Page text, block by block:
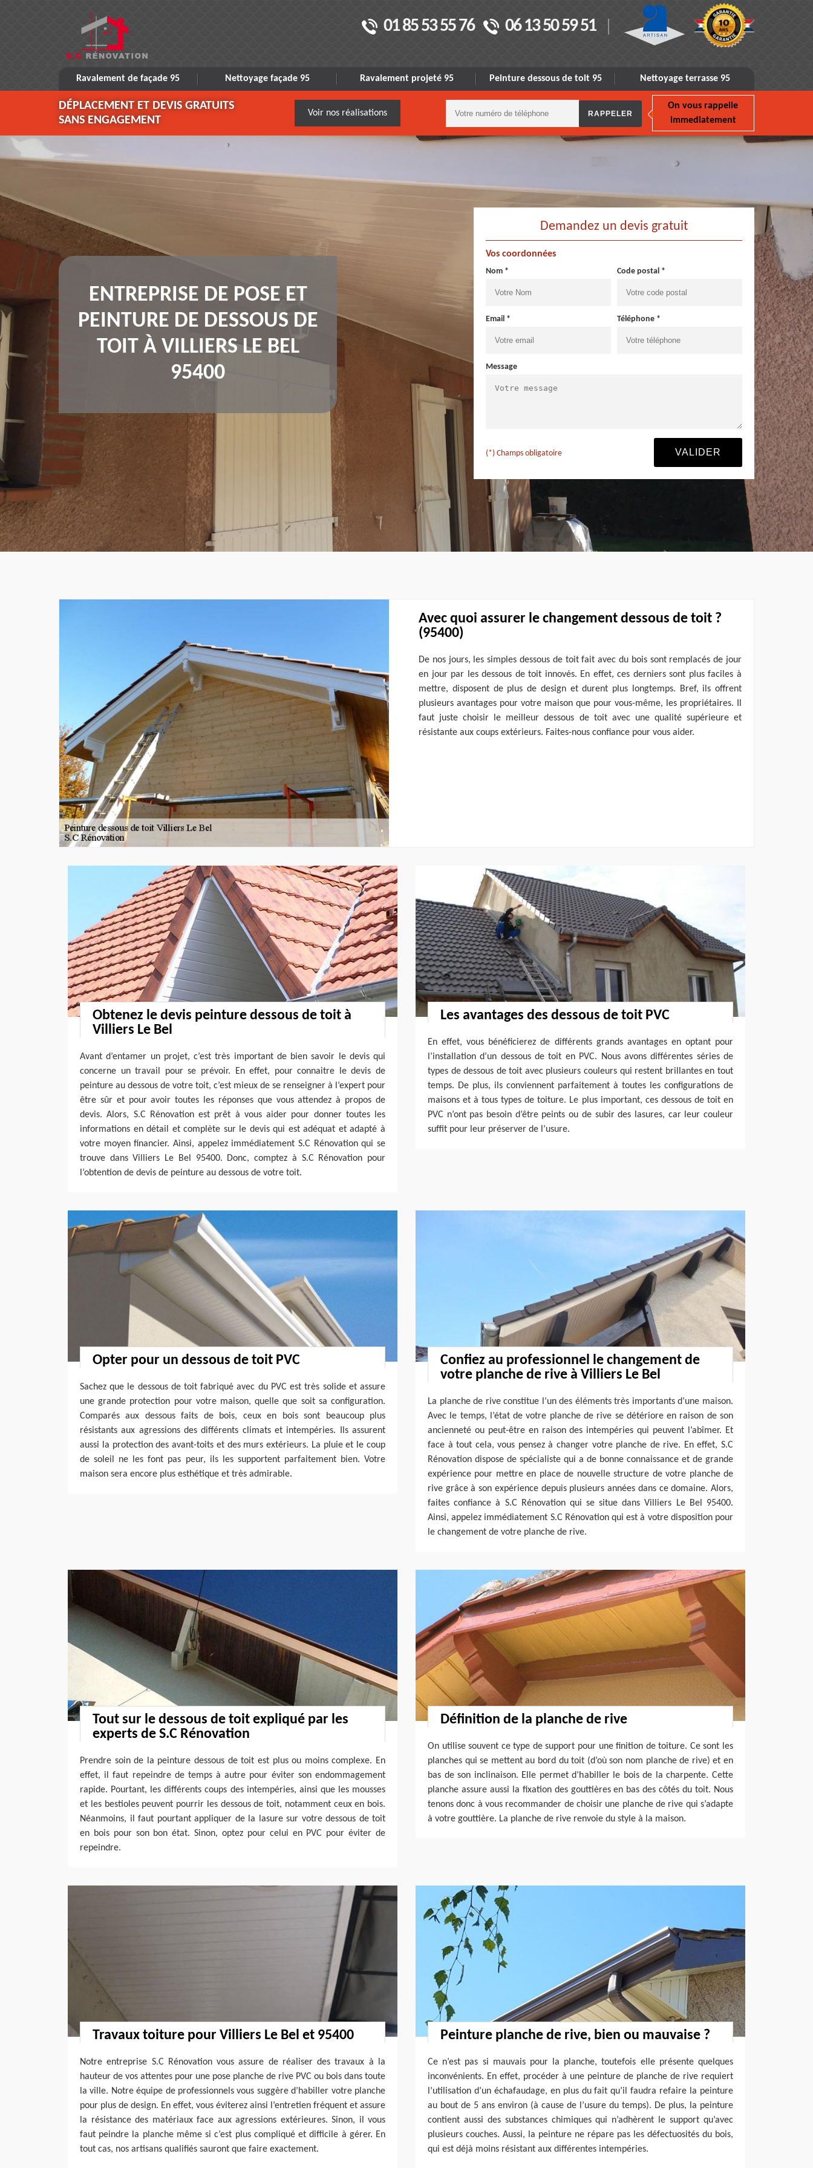
01 85 53 55 76 06 13 50 59 51
Ravalement de façade 95 Nettoyage façade 95 Ravalement projeté 95 Peinture dessous de toit 95 Nettoyage terrasse 95
DÉPLACEMENT ET DEVIS GRATUITS
SANS ENGAGEMENT
Voir nos réalisations
On vous rappelle
immediatement
ENTREPRISE DE POSE ET
PEINTURE DE DESSOUS DE
TOIT À VILLIERS LE BEL
95400
Demandez un devis gratuit
Vos coordonnées
Nom * Code postal *
Email * Téléphone *
Message
(*) Champs obligatoire
Avec quoi assurer le changement dessous de toit ?
(95400)
De nos jours, les simples dessous de toit fait avec du bois sont remplacés de jour
en jour par les dessous de toit innovés. En effet, ces derniers sont plus faciles à
mettre, disposent de plus de design et durent plus longtemps. Bref, ils offrent
plusieurs avantages pour votre maison que pour vous-même, les propriétaires. Il
faut juste choisir le meilleur dessous de toit avec une qualité supérieure et
résistante aux coups extérieurs. Faites-nous confiance pour vous aider.
Obtenez le devis peinture dessous de toit à
Villiers Le Bel
Avant d’entamer un projet, c’est très important de bien savoir le devis qui
concerne un travail pour se prévoir. En effet, pour connaitre le devis de
peinture au dessous de votre toit, c’est mieux de se renseigner à l’expert pour
être sûr et pour avoir toutes les réponses que vous attendez à propos de
devis. Alors, S.C Rénovation est prêt à vous aider pour donner toutes les
informations en détail et complète sur le devis qui est adéquat et adapté à
votre moyen financier. Ainsi, appelez immédiatement S.C Rénovation qui se
trouve dans Villiers Le Bel 95400. Donc, comptez à S.C Rénovation pour
l’obtention de devis de peinture au dessous de votre toit.
Les avantages des dessous de toit PVC
En effet, vous bénéficierez de différents grands avantages en optant pour
l’installation d’un dessous de toit en PVC. Nous avons différentes séries de
types de dessous de toit avec plusieurs couleurs qui restent brillantes en tout
temps. De plus, ils conviennent parfaitement à toutes les configurations de
maisons et à tous types de toiture. Le plus important, ces dessous de toit en
PVC n’ont pas besoin d’être peints ou de subir des lasures, car leur couleur
suffit pour leur préserver de l’usure.
Opter pour un dessous de toit PVC
Sachez que le dessous de toit fabriqué avec du PVC est très solide et assure
une grande protection pour votre maison, quelle que soit sa configuration.
Comparés aux dessous faits de bois, ceux en bois sont beaucoup plus
résistants aux agressions des différents climats et intempéries. Ils assurent
aussi la protection des avant-toits et des murs extérieurs. La pluie et le coup
de soleil ne les font pas peur, ils les supportent parfaitement bien. Votre
maison sera encore plus esthétique et très admirable.
Confiez au professionnel le changement de
votre planche de rive à Villiers Le Bel
La planche de rive constitue l’un des éléments très importants d’une maison.
Avec le temps, l’état de votre planche de rive se détériore en raison de son
ancienneté ou peut-être en raison des intempéries qui peuvent l’abîmer. Et
face à tout cela, vous pensez à changer votre planche de rive. En effet, S.C
Rénovation dispose de spécialiste qui a de bonne connaissance et de grande
expérience pour mettre en place de nouvelle structure de votre planche de
rive grâce à son expérience depuis plusieurs années dans ce domaine. Alors,
faites confiance à S.C Rénovation qui se situe dans Villiers Le Bel 95400.
Ainsi, appelez immédiatement S.C Rénovation qui est à votre disposition pour
le changement de votre planche de rive.
Tout sur le dessous de toit expliqué par les
experts de S.C Rénovation
Prendre soin de la peinture dessous de toit est plus ou moins complexe. En
effet, il faut repeindre de temps à autre pour éviter son endommagement
rapide. Pourtant, les différents coups des intempéries, ainsi que les mousses
et les bestioles peuvent pourrir les dessous de toit, notamment ceux en bois.
Néanmoins, il faut pourtant appliquer de la lasure sur votre dessous de toit
en bois pour son bon état. Sinon, optez pour celui en PVC pour éviter de
repeindre.
Définition de la planche de rive
On utilise souvent ce type de support pour une finition de toiture. Ce sont les
planches qui se mettent au bord du toit (d’où son nom planche de rive) et en
bas de son inclinaison. Elle permet d’habiller le bois de la charpente. Cette
planche assure aussi la fixation des gouttières en bas des côtés du toit. Nous
tenons donc à vous recommander de choisir une planche de rive qui s’adapte
à votre gouttière. La planche de rive renvoie du style à la maison.
Travaux toiture pour Villiers Le Bel et 95400
Notre entreprise S.C Rénovation vous assure de réaliser des travaux à la
hauteur de vos attentes pour une pose planche de rive PVC ou bois dans toute
la ville. Notre équipe de professionnels vous suggère d’habiller votre planche
pour plus de design. En effet, vous éviterez ainsi l’entretien fréquent et assure
la résistance des matériaux face aux agressions extérieures. Sinon, il vous
faut peindre la planche même si c’est plus compliqué et difficile à gérer. En
tout cas, nos artisans qualifiés sauront que faire exactement.
Peinture planche de rive, bien ou mauvaise ?
Ce n’est pas si mauvais pour la planche, toutefois elle présente quelques
inconvénients. En effet, procéder à une peinture de planche de rive requiert
l’utilisation d’un échafaudage, en plus du fait qu’il faudra refaire la peinture
au bout de 5 ans environ (à cause de l’usure du temps). De plus, la peinture
contient aussi des substances chimiques qui n’adhèrent le support qu’avec
plusieurs couches. Aussi, la peinture ne répare pas les défectuosités du bois,
qui est déjà moins résistant aux différentes intempéries.